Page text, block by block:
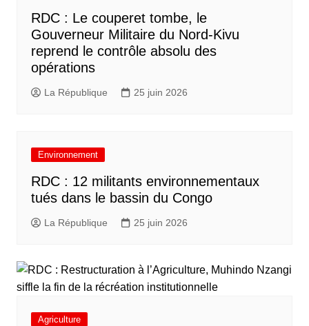
RDC : Le couperet tombe, le
Gouverneur Militaire du Nord-Kivu
reprend le contrôle absolu des
opérations
La République 25 juin 2026
Environnement
RDC : 12 militants environnementaux
tués dans le bassin du Congo
La République 25 juin 2026
Agriculture